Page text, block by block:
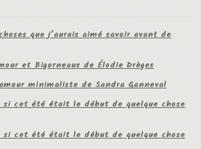
que j’aurais aimé savoir avant de
et Bigorneaux de Élodie Drèges
minimaliste de Sandra Ganneval
si cet été était le début de quelque chose
si cet été était le début de quelque chose